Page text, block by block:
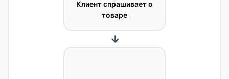
Клиент спрашивает о
товаре
→